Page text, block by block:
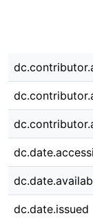
dc.date.issued